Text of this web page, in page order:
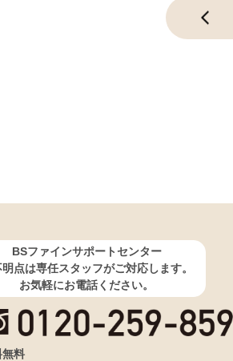
BSファインサポートセンター
明点は専任スタッフがご対応します。
お気軽にお電話ください。
無料